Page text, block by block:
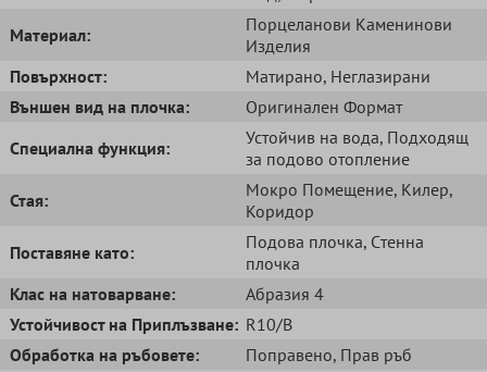
Mатериал:
Порцеланови Kаменинови
Изделия
Повърхност:
Матирано, Неглазирани
Външен вид на плочка:
Oригинален Формат
Специална функция:
Устойчив на вода, Подходящ
за подово отопление
Стая:
Мокро Помещение, Килер,
Коридор
Поставяне като:
Подова плочка, Cтенна
плочка
Клас на натоварване:
Абразия 4
Устойчивост на Приплъзване: R10/B
Обработка на ръбовете:
Поправено, Прав ръб